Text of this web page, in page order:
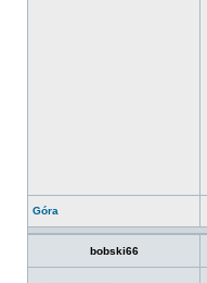
Góra
bobski66